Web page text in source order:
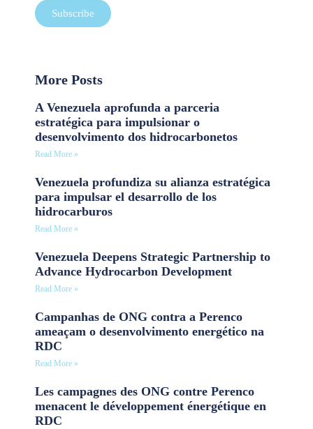
Subscribe
More Posts
A Venezuela aprofunda a parceria
estratégica para impulsionar o
desenvolvimento dos hidrocarbonetos
Read More »
Venezuela profundiza su alianza estratégica
para impulsar el desarrollo de los
hidrocarburos
Read More »
Venezuela Deepens Strategic Partnership to
Advance Hydrocarbon Development
Read More »
Campanhas de ONG contra a Perenco
ameaçam o desenvolvimento energético na
RDC
Read More »
Les campagnes des ONG contre Perenco
menacent le développement énergétique en
RDC